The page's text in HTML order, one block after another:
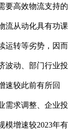
要高效物流支持的
流从动化具有功课
运转等劣势，因而
波动、部门行业投
速较此前有所回
需求调整、企业投
模增速较2023年有